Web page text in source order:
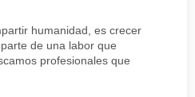
humanidad, es crecer
de una labor que
profesionales que